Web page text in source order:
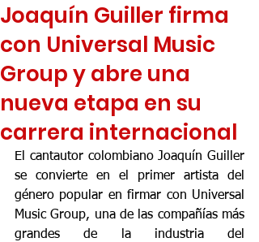
Joaquín Guiller firma
con Universal Music
Group y abre una
nueva etapa en su
carrera internacional
El cantautor colombiano Joaquín Guiller
se convierte en el primer artista del
género popular en firmar con Universal
Music Group, una de las compañías más
grandes de la industria del